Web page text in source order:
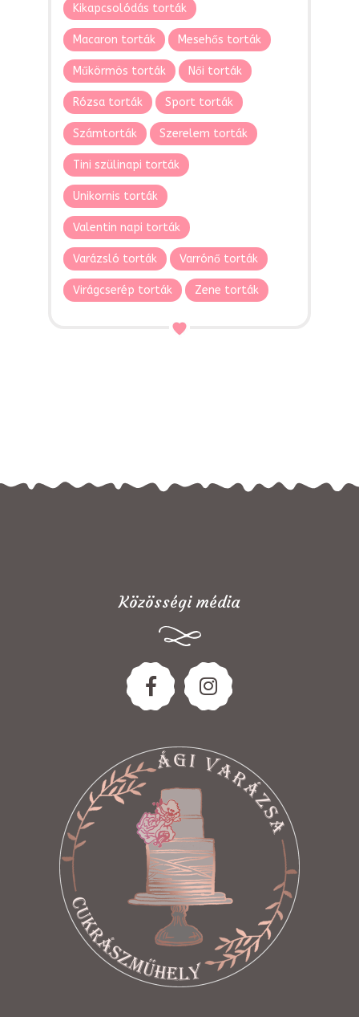
Kikapcsolódás torták
Macaron torták Mesehős torták
Műkörmös torták Női torták
Rózsa torták Sport torták
Számtorták Szerelem torták
Tini szülinapi torták
Unikornis torták
Valentin napi torták
Varázsló torták Varrónő torták
Virágcserép torták Zene torták
Közösségi média